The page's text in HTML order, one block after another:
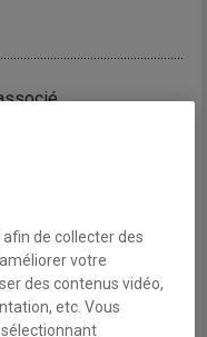
électoral américain
de collecter des
votre
des contenus vidéo,
etc. Vous